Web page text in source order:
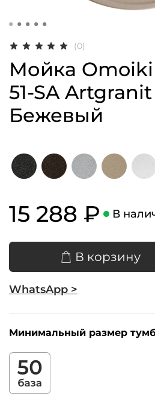
(0)
Мойка
51-SA Artgranit
Бежевый
15 288 ₽ В
В корзину
WhatsApp >
Минимальный размер